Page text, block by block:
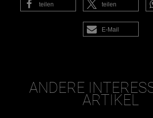
teilen teilen
E-Mail
ANDERE
ARTIKEL